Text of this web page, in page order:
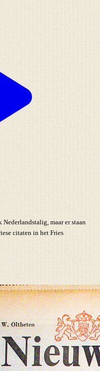
maar er staan
citaten in het Fries